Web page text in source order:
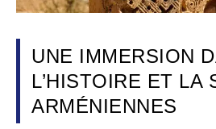
UNE IMMERSION
L’HISTOIRE ET LA
ARMÉNIENNES